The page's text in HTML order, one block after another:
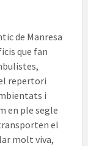
de Manresa
que fan
repertori
i
en ple segle
el
molt viva,